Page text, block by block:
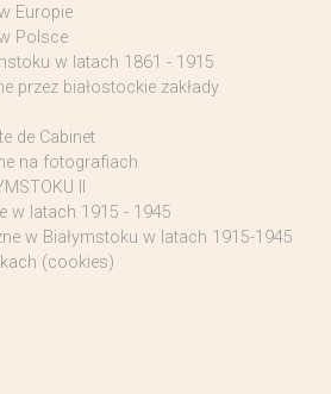
Europie
Polsce
w latach 1861 - 1915
przez białostockie zakłady
de Cabinet
na fotografiach
II
w latach 1915 - 1945
w Białymstoku w latach 1915-1945
(cookies)